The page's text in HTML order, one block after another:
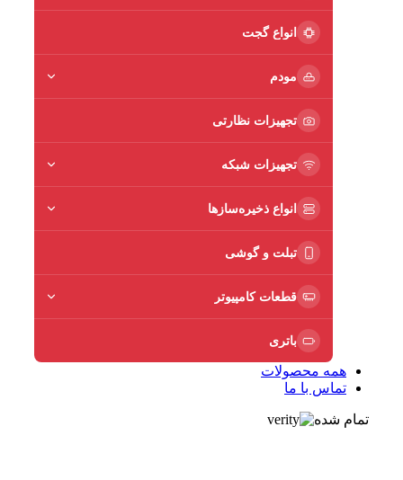
انواع گجت
مودم
تجهیزات نظارتی
تجهیزات شبکه
انواع ذخیره‌سازها
تبلت و گوشی
قطعات کامپیوتر
باتری
همه محصولات
تماس با ما
تمام شده